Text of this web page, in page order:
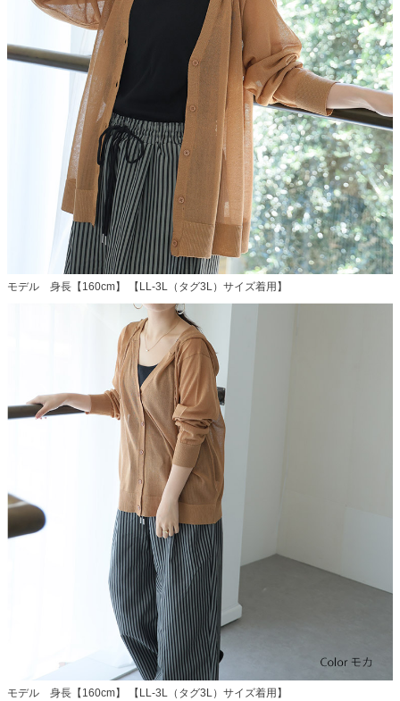
モデル 身長【160cm】 【LL-3L（タグ3L）サイズ着用】
モデル 身長【160cm】 【LL-3L（タグ3L）サイズ着用】